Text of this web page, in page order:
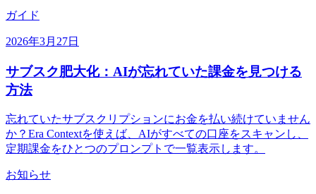
ガイド
2026年3月27日
サブスク肥大化：AIが忘れていた課金を見つける
方法
忘れていたサブスクリプションにお金を払い続けていません
か？Era Contextを使えば、AIがすべての口座をスキャンし、
定期課金をひとつのプロンプトで一覧表示します。
お知らせ